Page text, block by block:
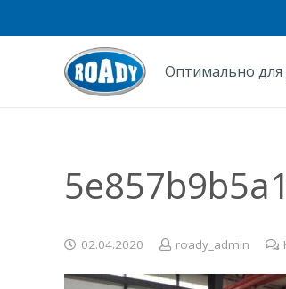
Оптимально для
02.04.2020 roady_admin